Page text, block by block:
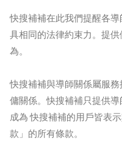
快搜補補在此我們提醒各
具相同的法律約束力。提
為。
快搜補補與導師關係屬服
傭關係。快搜補補只提供
成為 快搜補補的用戶皆表
款」的所有條款。